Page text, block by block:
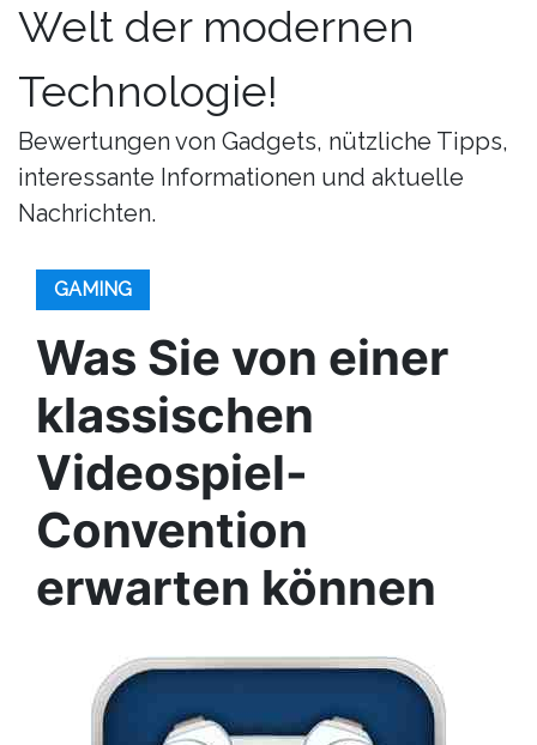
Welt der modernen
Technologie!
Bewertungen von Gadgets, nützliche Tipps,
interessante Informationen und aktuelle
Nachrichten.
GAMING
Was Sie von einer
klassischen
Videospiel-
Convention
erwarten können